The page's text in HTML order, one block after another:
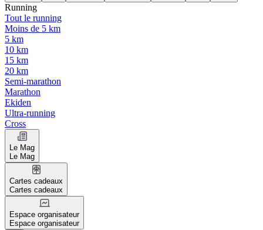
Running
Tout le running
Moins de 5 km
5 km
10 km
15 km
20 km
Semi-marathon
Marathon
Ekiden
Ultra-running
Cross
Le Mag
Le Mag
Cartes cadeaux
Cartes cadeaux
Espace organisateur
Espace organisateur